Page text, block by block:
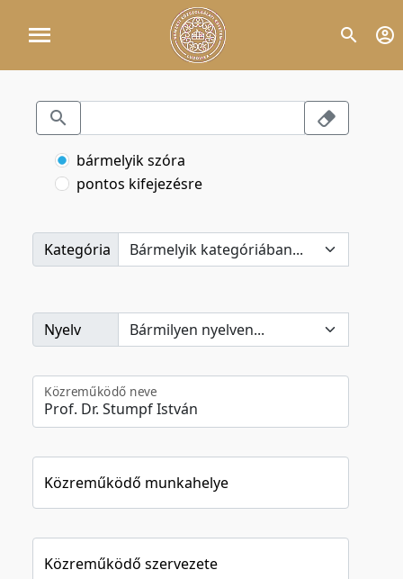
bármelyik szóra
pontos kifejezésre
Kategória
Nyelv
Közreműködő neve
Közreműködő munkahelye
Közreműködő szervezete